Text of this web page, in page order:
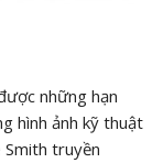
những hạn
hình ảnh kỹ thuật
truyền